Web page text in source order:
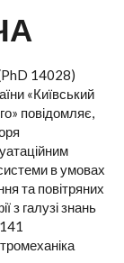
14028)
«Київський
повідомляє,
в умовах
та повітряних
з галузі знань